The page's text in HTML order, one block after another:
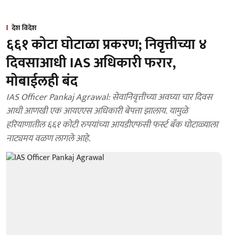
देश विदेश
६६१ कोटा घोटाळा प्रकरण; निवृत्तीच्या ४
दिवसाआधी IAS अधिकारी फरार,
मोबाईलही बंद
IAS Officer Pankaj Agrawal: सेवानिवृत्तीच्या अवघ्या चार दिवस
आधी आणखी एक आयएएस अधिकारी बेपत्ता झालाय. यामुळे
हरियाणातील ६६१ कोटी रुपयांच्या आयडीएफसी फर्स्ट बँक घोटाळ्याला
नाट्यमय वळण लागले आहे.